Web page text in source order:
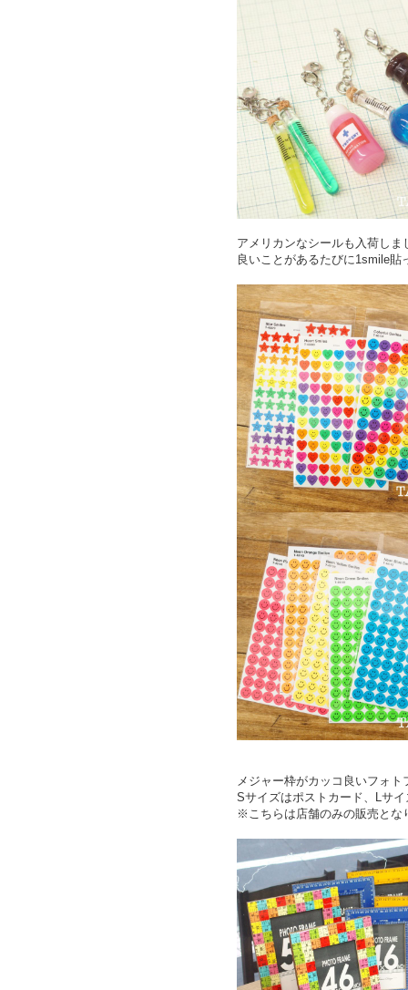
アメリカンなシールも入荷しま
良いことがあるたびに1smile貼
メジャー枠がカッコ良いフォト
Sサイズはポストカード、Lサ
※こちらは店舗のみの販売とな